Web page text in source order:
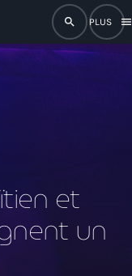
search
menu
close
et
un